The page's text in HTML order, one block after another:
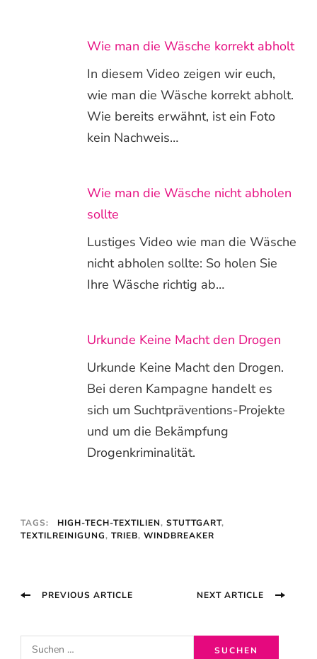
Wie man die Wäsche korrekt abholt
In diesem Video zeigen wir euch,
wie man die Wäsche korrekt abholt.
Wie bereits erwähnt, ist ein Foto
kein Nachweis…
Wie man die Wäsche nicht abholen
sollte
Lustiges Video wie man die Wäsche
nicht abholen sollte: So holen Sie
Ihre Wäsche richtig ab…
Urkunde Keine Macht den Drogen
Urkunde Keine Macht den Drogen.
Bei deren Kampagne handelt es
sich um Suchtpräventions-Projekte
und um die Bekämpfung
Drogenkriminalität.
TAGS: HIGH-TECH-TEXTILIEN, STUTTGART,
TEXTILREINIGUNG, TRIEB, WINDBREAKER
PostPREVIOUS ARTICLE NEXT ARTICLE